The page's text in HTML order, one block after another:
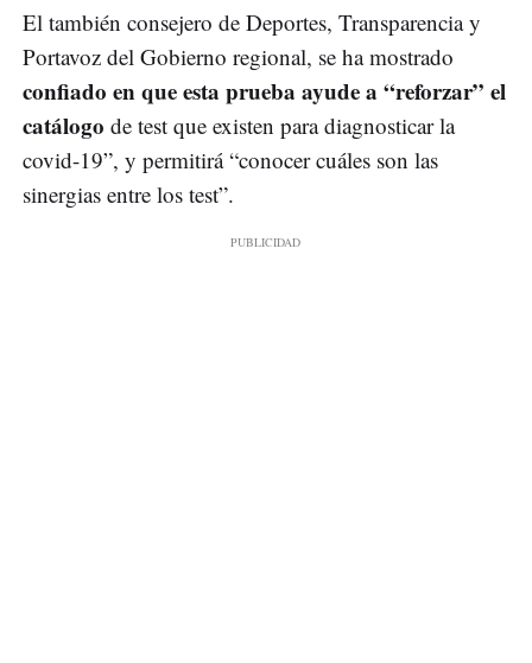
El también consejero de Deportes, Transparencia y
Portavoz del Gobierno regional, se ha mostrado
confiado en que esta prueba ayude a “reforzar” el
catálogo de test que existen para diagnosticar la
covid-19”, y permitirá “conocer cuáles son las
sinergias entre los test”.